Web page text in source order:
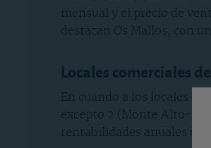
mensual y el precio de
destacan Os Mallos, con
Locales comerciales
En cuando a los locales
excepto 2 (Monte Alto-
rentabilidades anuales